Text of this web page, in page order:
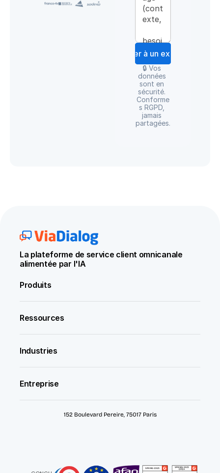
Parler à un expert
🔒 Vos
données
sont en
sécurité.
Conforme
s RGPD,
jamais
partagées.
La plateforme de service client omnicanale
alimentée par l'IA
Produits
Ressources
Industries
Entreprise
152 Boulevard Pereire, 75017 Paris